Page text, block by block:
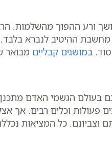
ורע ההפוך מהשלמות.
ההיטיב לנברא בלבד.
במושגים קבליים מבואר
בעולם הגשמי האדם
פעולות וכלים רבים. אך
כל המציאות